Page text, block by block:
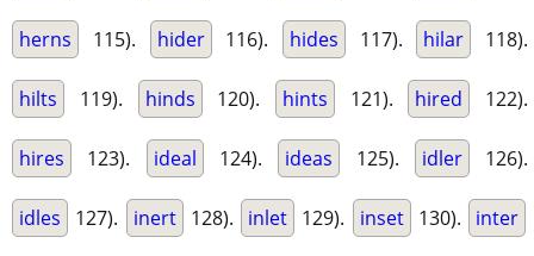
herns 115). hider 116). hides 117). hilar 118).
hilts 119). hinds 120). hints 121). hired 122).
hires 123). ideal 124). ideas 125). idler 126).
idles 127). inert 128). inlet 129). inset 130). inter